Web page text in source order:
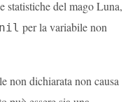
statistiche del mago Luna,
nil per la variabile non
non dichiarata non causa